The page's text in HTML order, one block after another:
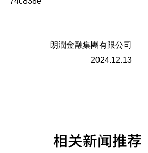
朗潤金融集團有限公司
2024.12.13
相关新闻推荐